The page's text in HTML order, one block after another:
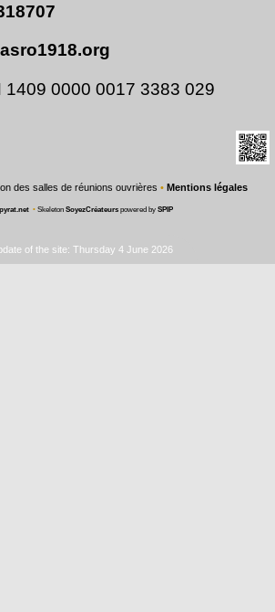
1409 0000 0017 3383 029
des salles de réunions ouvrières • Mentions légales
pyrat.net • Skeleton SoyezCréateurs powered by SPIP
of the site: Thursday 4 June 2026